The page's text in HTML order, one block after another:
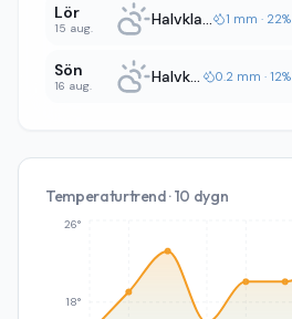
Lör
15 aug. Halvklart 1 mm · 22%
Sön
16 aug. Halvklart 0.2 mm · 12%
Temperaturtrend · 10 dygn
18°
26°